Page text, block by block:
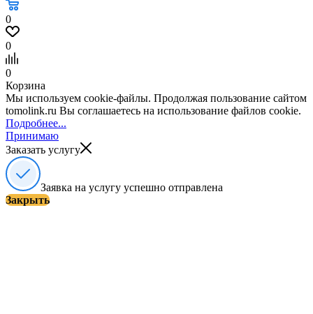
0
0
0
Корзина
Мы используем cookie-файлы. Продолжая пользование сайтом
tomolink.ru Вы соглашаетесь на использование файлов cookie.
Подробнее...
Принимаю
Заказать услугу
Заявка на услугу успешно отправлена
Закрыть